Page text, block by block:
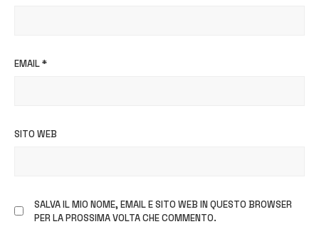
EMAIL*
SITO WEB
SALVA IL MIO NOME, EMAIL E SITO WEB IN QUESTO BROWSER
PER LA PROSSIMA VOLTA CHE COMMENTO.